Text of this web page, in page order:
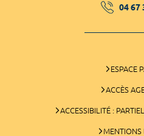
04 67
ESPACE
ACCÈS
ACCESSIBILITÉ :
MENTIONS